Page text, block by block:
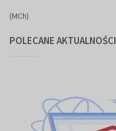
(MCh)
POLECANE AKTUALNOŚCI